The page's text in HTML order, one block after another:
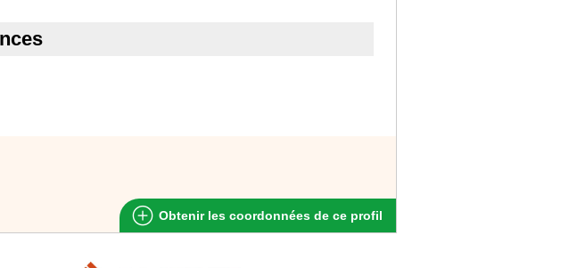
Obtenir les coordonnées de ce profil